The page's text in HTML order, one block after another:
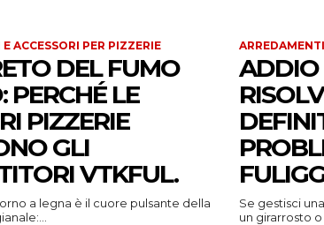
ACCESSORI PER PIZZERIE
DEL FUMO
PERCHÉ LE
PIZZERIE
GLI
VTKFUL.
a legna è il cuore pulsante della
ADDIO
Se gestisci
un girarrosto o